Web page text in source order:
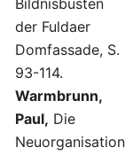
Bildnisbüsten
der Fuldaer
Domfassade, S.
93-114.
Warmbrunn,
Paul, Die
Neuorganisation